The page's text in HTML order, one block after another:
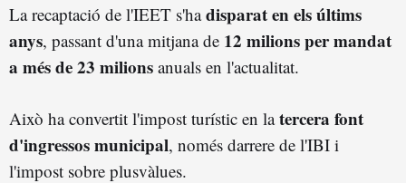
La recaptació de l'IEET s'hadisparat en els últims
anys, passant d'una mitjana de 12 milions per mandat
a més de 23 milions anuals en l'actualitat.
Això ha convertit l'impost turístic en latercera font
d'ingressos municipal, només darrere de l'IBI i
l'impost sobre plusvàlues.